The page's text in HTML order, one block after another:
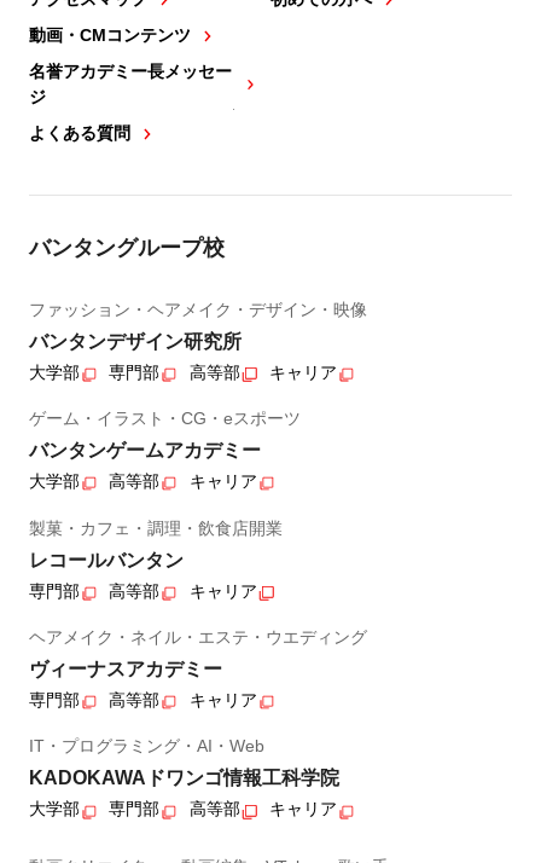
動画・CMコンテンツ
名誉アカデミー長メッセー
ジ
よくある質問
バンタングループ校
ファッション・ヘアメイク・デザイン・映像
バンタンデザイン研究所
大学部 専門部 高等部 キャリア
ゲーム・イラスト・CG・eスポーツ
バンタンゲームアカデミー
大学部 高等部 キャリア
製菓・カフェ・調理・飲食店開業
レコールバンタン
専門部 高等部 キャリア
ヘアメイク・ネイル・エステ・ウエディング
ヴィーナスアカデミー
専門部 高等部 キャリア
IT・プログラミング・AI・Web
KADOKAWAドワンゴ情報工科学院
大学部 専門部 高等部 キャリア